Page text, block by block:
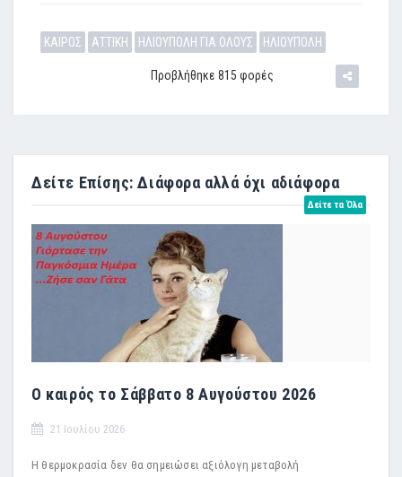
ΚΑΙΡΟΣ ΑΤΤΙΚΗ ΗΛΙΟΥΠΟΛΗ ΓΙΑ ΟΛΟΥΣ ΗΛΙΟΥΠΟΛΗ
Προβλήθηκε 815 φορές
Δείτε Επίσης: Διάφορα αλλά όχι αδιάφορα
Δείτε τα Όλα
Ο καιρός το Σάββατο 8 Αυγούστου 2026
21 Ιουλίου 2026
Η θερμοκρασία δεν θα σημειώσει αξιόλογη μεταβολή